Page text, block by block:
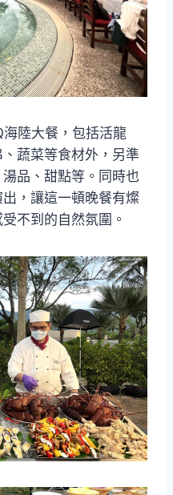
陸大餐，包括活龍
蔬菜等食材外，另準
品、甜點等。同時也
，讓這一頓晚餐有燦
不到的自然氛圍。